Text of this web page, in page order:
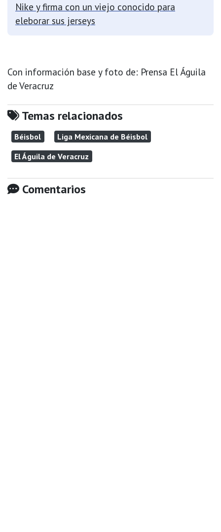
Nike y firma con un viejo conocido para
eleborar sus jerseys
Con información base y foto de: Prensa El Águila
de Veracruz
Temas relacionados
Béisbol
Liga Mexicana de Béisbol
El Águila de Veracruz
Comentarios